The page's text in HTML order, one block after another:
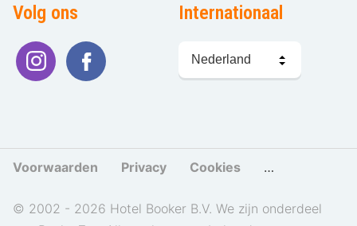
Volg ons Internationaal
kiezen
Voorwaarden Privacy Cookies Cookies
© 2002 - 2026 Hotel Booker B.V. We zijn onderdeel